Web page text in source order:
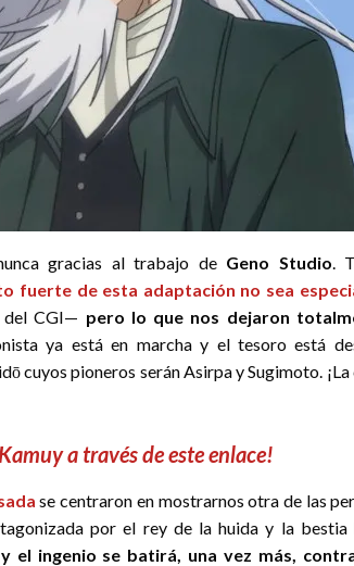
gracias al trabajo de Geno Studio.
fuerte de esta adaptación no sea
del CGI— pero lo que nos dejaron
ya está en marcha y el tesoro está
cuyos pioneros serán Asirpa y Sugimoto.
a través de este enlace!
se centraron en mostrarnos otra de las
por el rey de la huida y la bestia
el ingenio se batirá, una vez más,